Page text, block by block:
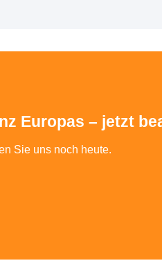
Europas – jetzt
Sie uns noch heute.